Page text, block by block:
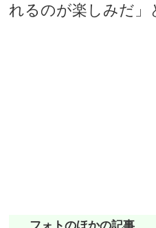
れるのが楽しみだ」
フォトのほかの記事